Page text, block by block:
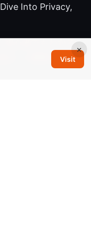
Into Privacy,
心者でもわかる
）— 簡単に理解
×
Visit